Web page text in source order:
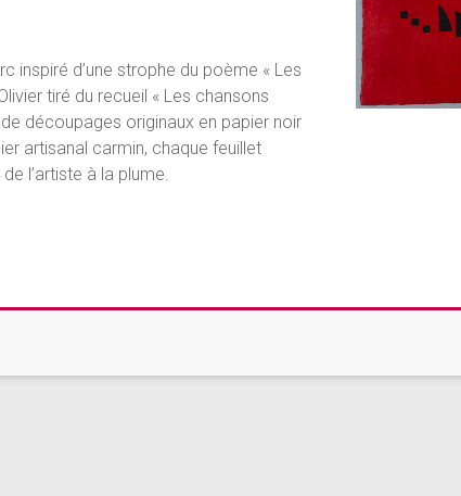
inspiré d’une strophe du poème « Les
tiré du recueil « Les chansons
découpages originaux en papier noir
artisanal carmin, chaque feuillet
l’artiste à la plume.